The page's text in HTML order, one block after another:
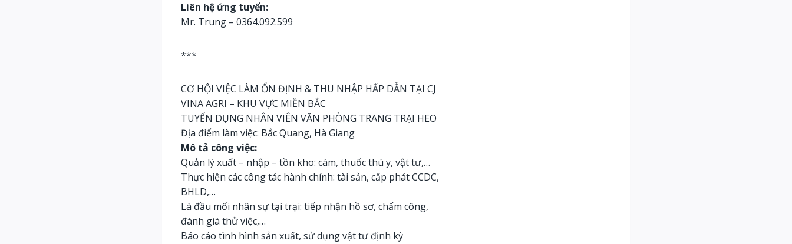
Liên hệ ứng tuyển:
Mr. Trung – 0364.092.599
***
CƠ HỘI VIỆC LÀM ỔN ĐỊNH & THU NHẬP HẤP DẪN TẠI CJ
VINA AGRI – KHU VỰC MIỀN BẮC
TUYỂN DỤNG NHÂN VIÊN VĂN PHÒNG TRANG TRẠI HEO
Địa điểm làm việc: Bắc Quang, Hà Giang
Mô tả công việc:
Quản lý xuất – nhập – tồn kho: cám, thuốc thú y, vật tư,…
Thực hiện các công tác hành chính: tài sản, cấp phát CCDC,
BHLD,…
Là đầu mối nhân sự tại trại: tiếp nhận hồ sơ, chấm công,
đánh giá thử việc,…
Báo cáo tình hình sản xuất, sử dụng vật tư định kỳ